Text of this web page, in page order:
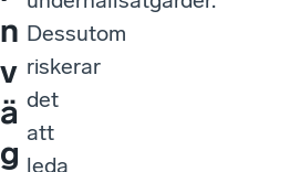
n
v
ä
g
Dessutom
riskerar
det
att
leda